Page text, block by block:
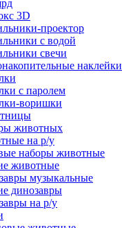
3D
проектор
с водой
свечи
наклейки
с паролем
воришки
животных
на р/у
наборы животные
животные
музыкальные
динозавры
на р/у